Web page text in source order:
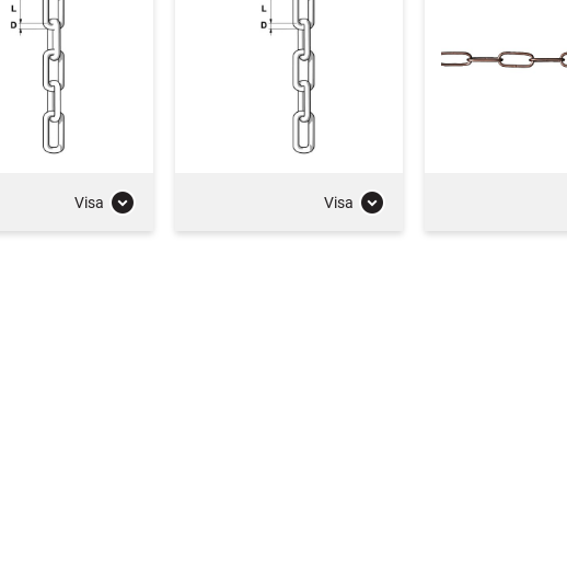
Visa Visa